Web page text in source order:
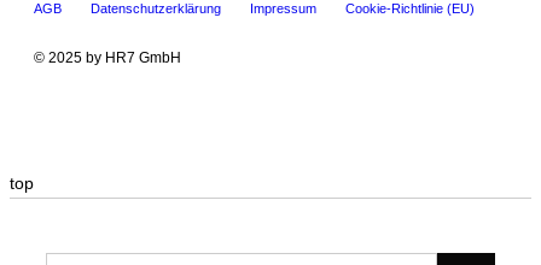
AGB Datenschutzerklärung Impressum Cookie-Richtlinie (EU)
© 2025 by HR7 GmbH
top